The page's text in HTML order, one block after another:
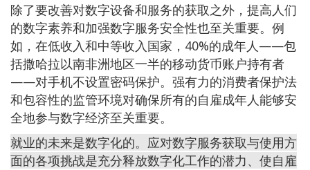
除了要改善对数字设备和服务的获取之外，提高人们
的数字素养和加强数字服务安全性也至关重要。例
如，在低收入和中等收入国家，40%的成年人——包
括撒哈拉以南非洲地区一半的移动货币账户持有者
——对手机不设置密码保护。强有力的消费者保护法
和包容性的监管环境对确保所有的自雇成年人能够安
全地参与数字经济至关重要。
就业的未来是数字化的。应对数字服务获取与使用方
面的各项挑战是充分释放数字化工作的潜力、使自雇